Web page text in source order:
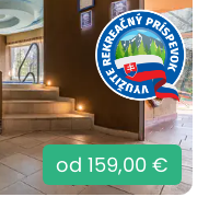
od 159,00 €